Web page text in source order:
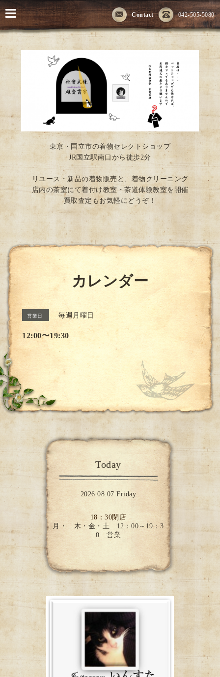
042-505-5080
Contact
東京・国立市の着物セレクトショップ
JR国立駅南口から徒歩2分
リユース・新品の着物販売と、着物クリーニング
店内の茶室にて着付け教室・茶道体験教室を開催
買取査定もお気軽にどうぞ！
カレンダー
営業日 毎週月曜日
12:00〜19:30
Today
2026.08.07 Friday
18：30閉店
月・ 木・金・土 12：00～19：3
0 営業